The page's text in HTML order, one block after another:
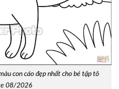
con cáo đẹp nhất cho bé tập tô
08/2026